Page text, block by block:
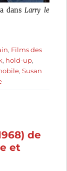
dansLarry le
, Films des
, hold-up,
,Susan
sur
Larry
la
garce
de
et